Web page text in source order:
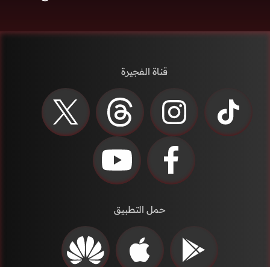
قناة الفجيرة
حمل التطبيق